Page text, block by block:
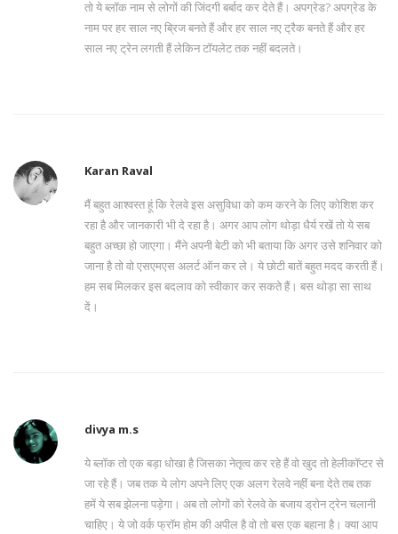
तो ये ब्लॉक नाम से लोगों की जिंदगी बर्बाद कर देते हैं। अपग्रेड? अपग्रेड के
नाम पर हर साल नए ब्रिज बनते हैं और हर साल नए ट्रैक बनते हैं और हर
साल नए ट्रेन लगती हैं लेकिन टॉयलेट तक नहीं बदलते।
Karan Raval
मैं बहुत आश्वस्त हूं कि रेलवे इस असुविधा को कम करने के लिए कोशिश कर
रहा है और जानकारी भी दे रहा है। अगर आप लोग थोड़ा धैर्य रखें तो ये सब
बहुत अच्छा हो जाएगा। मैंने अपनी बेटी को भी बताया कि अगर उसे शनिवार को
जाना है तो वो एसएमएस अलर्ट ऑन कर ले। ये छोटी बातें बहुत मदद करती हैं।
हम सब मिलकर इस बदलाव को स्वीकार कर सकते हैं। बस थोड़ा सा साथ
दें।
divya m.s
ये ब्लॉक तो एक बड़ा धोखा है जिसका नेतृत्व कर रहे हैं वो खुद तो हेलीकॉप्टर से
जा रहे हैं। जब तक ये लोग अपने लिए एक अलग रेलवे नहीं बना देते तब तक
हमें ये सब झेलना पड़ेगा। अब तो लोगों को रेलवे के बजाय ड्रोन ट्रेन चलानी
चाहिए। ये जो वर्क फ्रॉम होम की अपील है वो तो बस एक बहाना है। क्या आप